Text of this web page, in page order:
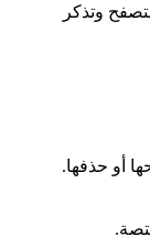
وتذكر
أو حذفها.